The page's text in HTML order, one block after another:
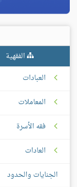
الفقهية
العبادات
المعاملات
فقه الأسرة
العادات
الجنايات والحدود